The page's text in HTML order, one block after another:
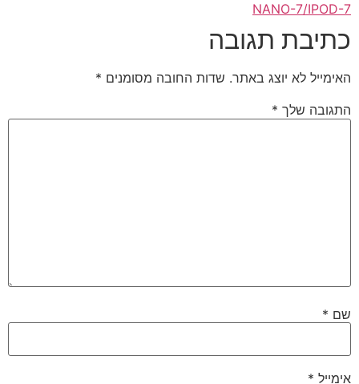
תגובה
יוצג באתר. שדות החובה מסומנים*
*